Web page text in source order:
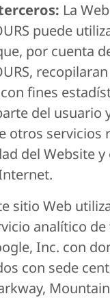
La
puede
por cuenta
recopilaran
fines
del usuario
otros servicios
del Website
sitio Web
analítico de
Inc. con
con sede